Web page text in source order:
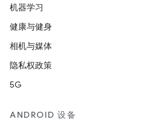
机器学习
健康与健身
相机与媒体
隐私权政策
5G
ANDROID 设备